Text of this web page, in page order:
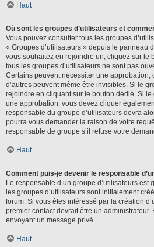
Haut
Où sont les groupes d’utilisateurs et
Vous pouvez consulter tous les groupes
« Groupes d’utilisateurs » depuis le panneau
vous souhaitez en rejoindre un, cliquez sur le
tous les groupes d’utilisateurs ne sont pas
Certains peuvent nécessiter une approbation,
d’autres peuvent même être invisibles. Si le
rejoindre en cliquant sur le bouton dédié. Si
une approbation, vous devez cliquer
responsable du groupe d’utilisateurs devra
pourra vous demander la raison de votre
responsable de groupe s’il refuse votre
Haut
Comment puis-je devenir le responsable
Le responsable d’un groupe d’utilisateurs
les groupes d’utilisateurs sont initialement
forum. Si vous êtes intéressé par la création
premier contact devrait être un administrateur.
envoyant un message privé.
Haut